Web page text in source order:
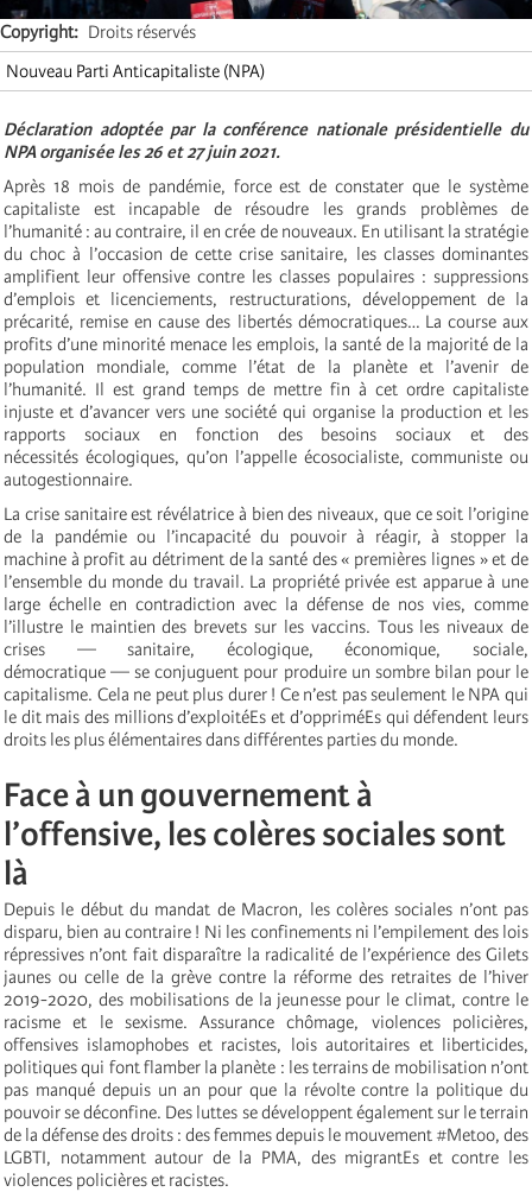
Copyright
Droits réservés
Nouveau Parti Anticapitaliste (NPA)
Déclaration adoptée par la conférence nationale présidentielle du
NPA organisée les 26 et 27 juin 2021.
Après 18 mois de pandémie, force est de constater que le système
capitaliste est incapable de résoudre les grands problèmes de
l’humanité : au contraire, il en crée de nouveaux. En utilisant la stratégie
du choc à l’occasion de cette crise sanitaire, les classes dominantes
amplifient leur offensive contre les classes populaires : suppressions
d’emplois et licenciements, restructurations, développement de la
précarité, remise en cause des libertés démocratiques… La course aux
profits d’une minorité menace les emplois, la santé de la majorité de la
population mondiale, comme l’état de la planète et l’avenir de
l’humanité. Il est grand temps de mettre fin à cet ordre capitaliste
injuste et d’avancer vers une société qui organise la production et les
rapports sociaux en fonction des besoins sociaux et des
nécessités écologiques, qu’on l’appelle écosocialiste, communiste ou
autogestionnaire.
La crise sanitaire est révélatrice à bien des niveaux, que ce soit l’origine
de la pandémie ou l’incapacité du pouvoir à réagir, à stopper la
machine à profit au détriment de la santé des « premières lignes » et de
l’ensemble du monde du travail. La propriété privée est apparue à une
large échelle en contradiction avec la défense de nos vies, comme
l’illustre le maintien des brevets sur les vaccins. Tous les niveaux de
crises — sanitaire, écologique, économique, sociale,
démocratique — se conjuguent pour produire un sombre bilan pour le
capitalisme. Cela ne peut plus durer ! Ce n’est pas seulement le NPA qui
le dit mais des millions d’exploitéEs et d’oppriméEs qui défendent leurs
droits les plus élémentaires dans différentes parties du monde.
Face à un gouvernement à
l’offensive, les colères sociales sont
là
Depuis le début du mandat de Macron, les colères sociales n’ont pas
disparu, bien au contraire ! Ni les confinements ni l’empilement des lois
répressives n’ont fait disparaître la radicalité de l’expérience des Gilets
jaunes ou celle de la grève contre la réforme des retraites de l’hiver
2019-2020, des mobilisations de la jeunesse pour le climat, contre le
racisme et le sexisme. Assurance chômage, violences policières,
offensives islamophobes et racistes, lois autoritaires et liberticides,
politiques qui font flamber la planète : les terrains de mobilisation n’ont
pas manqué depuis un an pour que la révolte contre la politique du
pouvoir se déconfine. Des luttes se développent également sur le terrain
de la défense des droits : des femmes depuis le mouvement #Metoo, des
LGBTI, notamment autour de la PMA, des migrantEs et contre les
violences policières et racistes.